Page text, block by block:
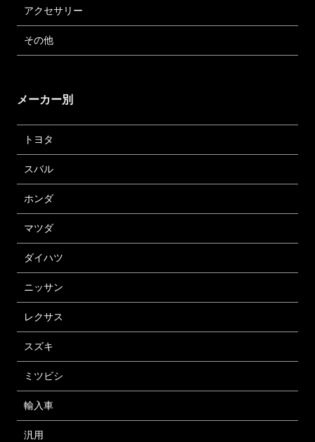
アクセサリー
その他
メーカー別
トヨタ
スバル
ホンダ
マツダ
ダイハツ
ニッサン
レクサス
スズキ
ミツビシ
輸入車
汎用